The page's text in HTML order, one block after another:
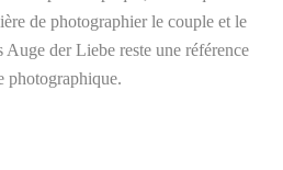
de photographier le couple et le
der Liebe reste une référence
photographique.